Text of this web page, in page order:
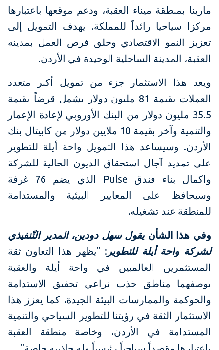
مارينا بمنطقة ميناء العقبة، ودعم موقعها باعتبارها
مركزا سياحيا رائداً للمملكة. يهدف التمويل إلى
تعزيز النمو الاقتصادي وخلق فرص العمل بمدينة
العقبة، المدينة الساحلية الوحيدة في الأردن.
ويعد هذا الاستثمار جزء من تمويل أكبر متعدد
العملات بقيمة 81 مليون دولار يشمل قرضاً بقيمة
35.5 مليون دولار من البنك الأوروبي لإعادة الإعمار
والتنمية وآخر بقيمة 10 ملايين دولار من كابيتال بنك
الأردن. وسيساعد هذا التمويل واحة أيلة للتطوير
على تمديد آجال استحقاق الديون الحالية للشركة
واكمال بناء فندق Pulse الذي يضم 76 غرفة
وسيحافظ على المعايير البيئية والمستدامة
للمنطقة عند تشغيله.
وفي هذا الشأن يقول سهل دودين، المدير التّنفيذي
لشركة واحة أيلة للتطوير : "يظهر هذا التعاون ثقة
المستثمرين العالميين في واحة أيلة والعقبة
بوصفهما مناطق جذب تراعي تحقيق الاستدامة
والحوكمة والممارسات البيئة الجيدة، كما يعزز هذا
الاستثمار الثقة في رؤيتنا للتطوير السياحي والتنمية
المستدامة في الأردن، وخاصة منطقة العقبة
باعتبارها مقصداً سياحياً رئيسياً وله جاذبيه خاصة".